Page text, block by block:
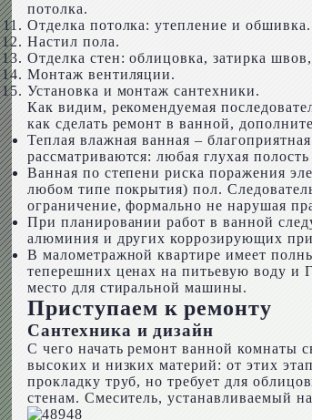
потолка.
Отделка потолка: утепление и обшивка.
Настил пола.
Отделка стен: облицовка, затирка
Монтаж вентиляции.
Установка и монтаж сантехники.
Как видим, рекомендуемая
как сделать ремонт в ванной,
Теплая влажная ванная –
рассматриваются: любая глухая
Ванная по степени риска поражения
любом типе покрытия) пол.
ограничение, формально не нарушая
При планировании работ в ванной
алюминия и других коррозирующих
В малометражной квартире имеет
теперешних ценах на питьевую воду и
место для стиральной машины.
Приступаем к ремонту
Сантехника и дизайн
С чего начать ремонт ванной комнаты
высоких и низких материй: от этих
прокладку труб, но требует для
стенам. Смеситель, устанавливаемый